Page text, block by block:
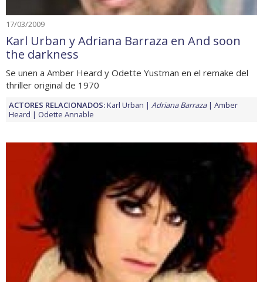
17/03/2009
Karl Urban y Adriana Barraza en And soon
the darkness
Se unen a Amber Heard y Odette Yustman en el remake del
thriller original de 1970
ACTORES RELACIONADOS:Karl Urban Adriana Barraza
Amber
Heard
Odette Annable